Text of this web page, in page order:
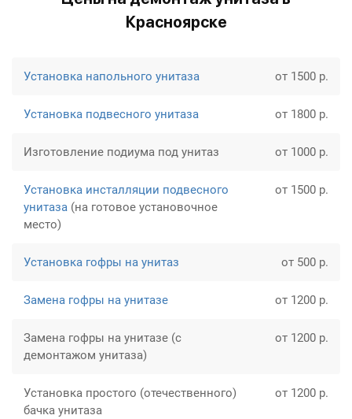
Красноярске
Установка напольного унитаза от 1500 р.
Установка подвесного унитаза от 1800 р.
Изготовление подиума под унитаз от 1000 р.
Установка инсталляции подвесного
унитаза (на готовое установочное
место)
от 1500 р.
Установка гофры на унитаз от 500 р.
Замена гофры на унитазе от 1200 р.
Замена гофры на унитазе (с
демонтажом унитаза)
от 1200 р.
Установка простого (отечественного)
бачка унитаза
от 1200 р.